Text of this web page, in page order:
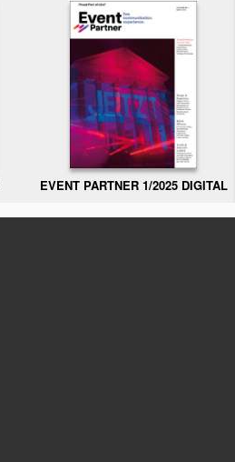
EVENT PARTNER 1/2025 DIGITAL